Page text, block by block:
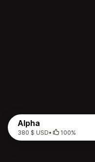
Alpha
380 $ USD• 100%